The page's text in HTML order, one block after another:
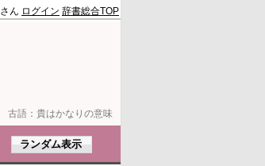
古語： 貴はかなりの意味
さん ログイン 辞書総合TOP